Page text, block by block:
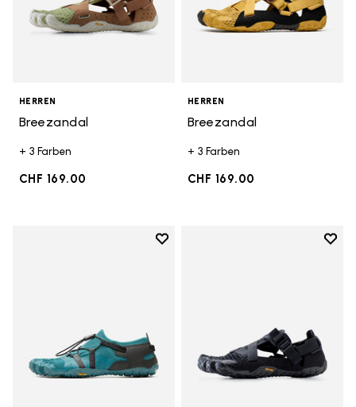
HERREN
Breezandal
+ 3 Farben
CHF 169.00
HERREN
Breezandal
+ 3 Farben
CHF 169.00
Add to wishlist
Add